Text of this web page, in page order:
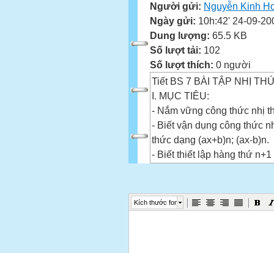
Người gửi: Nguyễn Kinh
Ngày gửi: 10h:42' 24-09-
Dung lượng: 65.5 KB
Số lượt tải: 102
Số lượt thích: 0 người
Tiết BS 7 BÀI TẬP NHỊ
I. MỤC TIÊU:
- Nắm vững công thức nhị
- Biết vận dụng công thức
thức dạng (ax+b)n; (ax-b)n.
- Biết thiết lập hàng thứ
2. Kiểm tra bài cũ: Gọi 1
công thức tam giác pa-xcan.
Kích thước font